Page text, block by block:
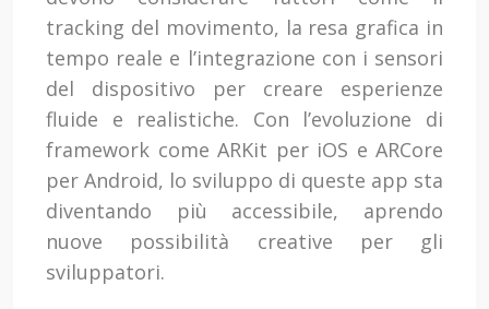
tracking del movimento, la resa grafica in
tempo reale e l’integrazione con i sensori
del dispositivo per creare esperienze
fluide e realistiche. Con l’evoluzione di
framework come ARKit per iOS e ARCore
per Android, lo sviluppo di queste app sta
diventando più accessibile, aprendo
nuove possibilità creative per gli
sviluppatori.